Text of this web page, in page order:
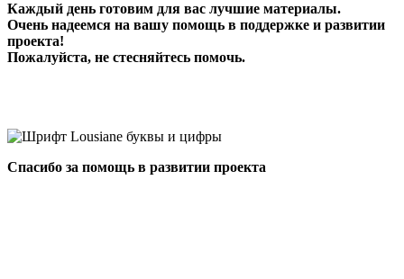
Каждый день готовим для вас лучшие материалы.
Очень надеемся на вашу помощь в поддержке и развитии
проекта!
Пожалуйста, не стесняйтесь помочь.
Спасибо за помощь в развитии проекта